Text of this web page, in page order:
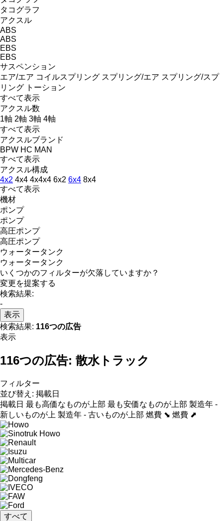
タコグラフ
アクスル
ABS
ABS
EBS
EBS
サスペンション
エア/エア コイルスプリング スプリング/エア スプリング/スプ
リング トーション
すべて表示
アクスル数
1軸 2軸 3軸 4軸
すべて表示
アクスルブランド
BPW HC MAN
すべて表示
アクスル構成
4x2 4x4 4x4x4 6x2 6x4 8x4
すべて表示
機材
ポンプ
ポンプ
高圧ポンプ
高圧ポンプ
ウォータータンク
ウォータータンク
いくつかのフィルターが欠落していますか？
変更を提案する
検索結果:
-
表示
検索結果: 116つの広告
表示
116つの広告: 散水トラック
フィルター
並び替え : 掲載日
掲載日 最も高価なものが上部 最も安価なものが上部 製造年 -
新しいものが上 製造年 - 古いものが上部 燃費 ⬊ 燃費 ⬈
すべて